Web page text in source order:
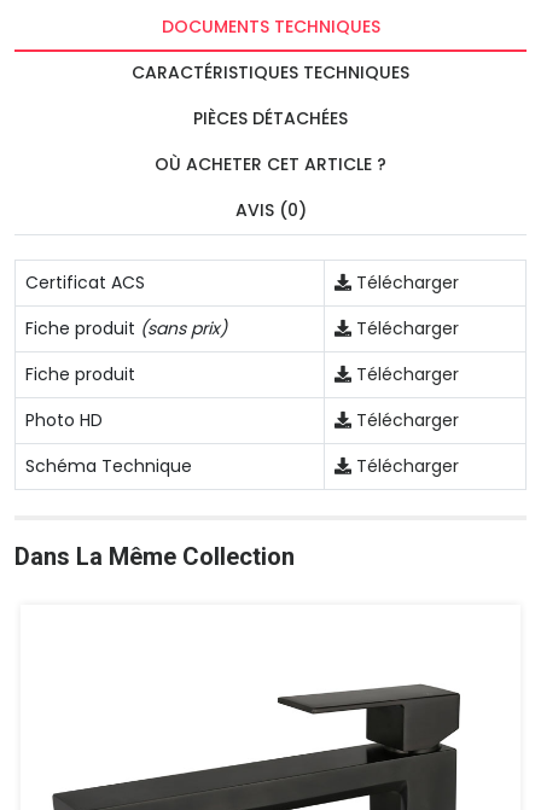
DOCUMENTS TECHNIQUES
CARACTÉRISTIQUES TECHNIQUES
PIÈCES DÉTACHÉES
OÙ ACHETER CET ARTICLE ?
AVIS (0)
Certificat ACS
Télécharger
Fiche produit (sans prix)
Télécharger
Fiche produit
Télécharger
Photo HD
Télécharger
Schéma Technique
Télécharger
Dans La Même Collection